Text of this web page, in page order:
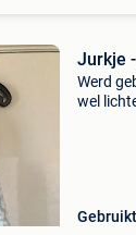
Jurkje
Werd
wel
Gebruikt